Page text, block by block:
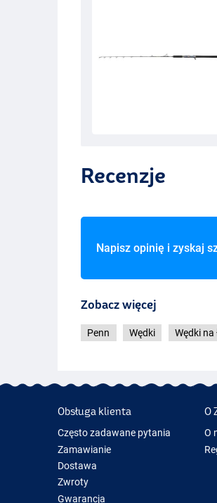
Recenzje
Napisz opinię i zyskaj
Zobacz więcej
Penn Wędki Wędki na
Obsługa klienta
Często zadawane pytania
Zamawianie
Dostawa
Zwroty
Gwarancja
O
O